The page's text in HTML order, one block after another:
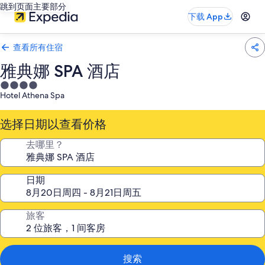
跳到页面主要部分
下载 App
查看所有住宿
雅典娜 SPA 酒店
4.0
星
住
宿
Hotel Athena Spa
选择日期以查看价格
去哪里？
日期
旅客
搜索